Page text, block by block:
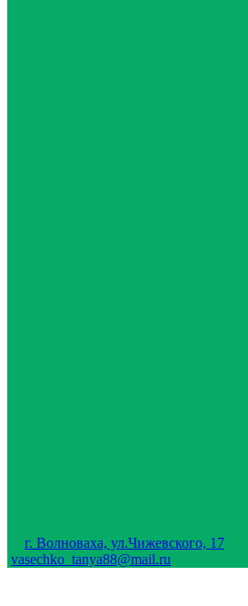
г. Волноваха, ул.Чижевского, 17
vasechko_tanya88@mail.ru